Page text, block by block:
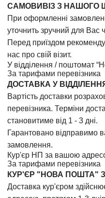
САМОВИВІЗ З НАШОГО
При оформленні
уточнить зручний для Вас
Перед приїздом
нас про свій візит.
У відділення / поштомат
За тарифами перевізника
ДОСТАВКА У
Вартість доставки
перевізника. Терміни
становитиме від 1 - 3 дні.
Гарантовано відправимо
замовлення.
Кур'єр НП за вашою
За тарифами перевізника
КУР'ЄР "НОВА
Доставка кур'єром